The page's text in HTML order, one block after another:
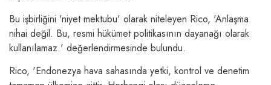
Bu işbirliğini 'niyet mektubu' olarak niteleyen Rico, 'Anlaşma
nihai değil. Bu, resmi hükümet politikasının dayanağı olarak
kullanılamaz.' değerlendirmesinde bulundu.
Rico, 'Endonezya hava sahasında yetki, kontrol ve denetim